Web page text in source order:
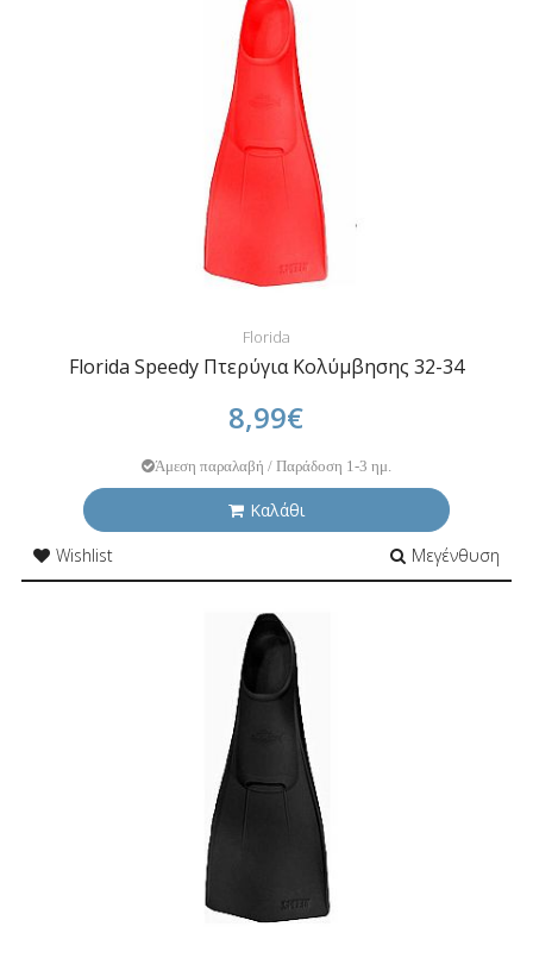
Florida
Florida Speedy Πτερύγια Κολύμβησης 32-34
8,99€
Άμεση παραλαβή / Παράδοση 1-3 ημ.
Καλάθι
Wishlist
Μεγένθυση